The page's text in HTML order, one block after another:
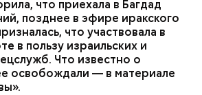
что приехала в Багдад
позднее в эфире иракского
что участвовала в
в пользу израильских и
Что известно о
освобождали — в материале